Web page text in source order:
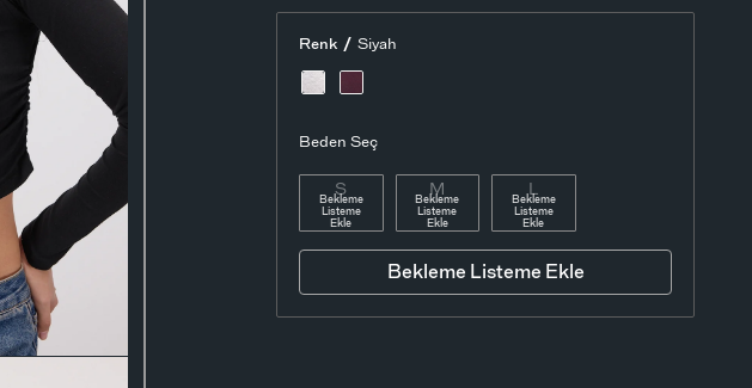
Renk / Siyah
Beden Seç
S
Bekleme
Listeme
Ekle
M
Bekleme
Listeme
Ekle
L
Bekleme
Listeme
Ekle
Bekleme Listeme Ekle